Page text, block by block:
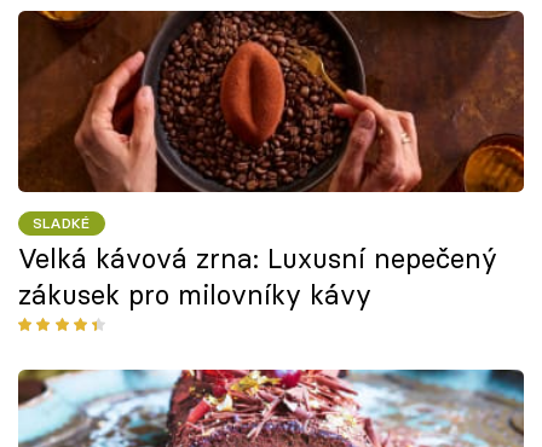
SLADKÉ
Velká kávová zrna: Luxusní nepečený
zákusek pro milovníky kávy